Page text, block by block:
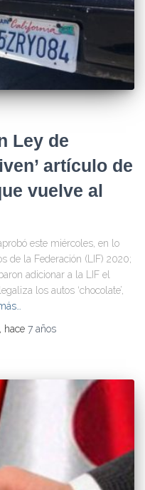
Ley de
artículo de
vuelve al
este miércoles, en lo
de la Federación (LIF) 2020;
adicionar a la LIF el
los autos ‘chocolate’,
, hace 7 años